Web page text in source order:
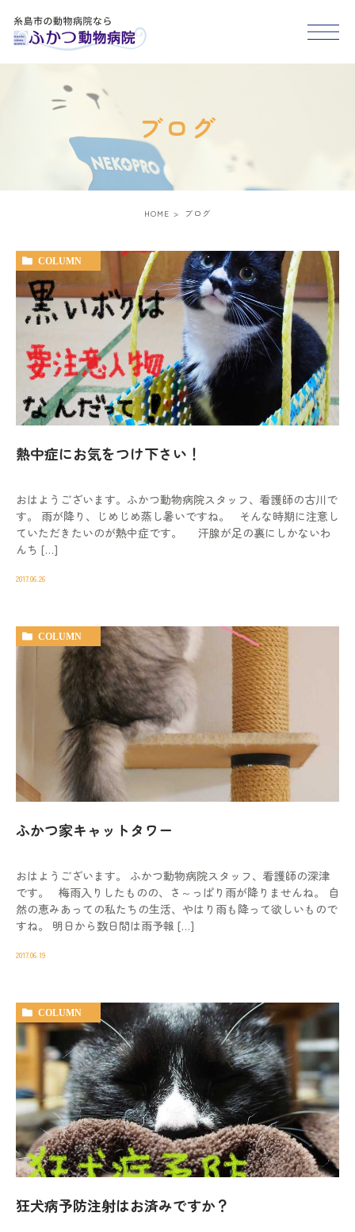
HOME
医院紹介
スタッフ紹介
アクセス
糸島市･福岡市西区で
動物病院をお探しの際は
お気軽にお問い合わせ
ください。
9:00-12:00/15:00-19:00｜木曜休診
092-321-2565
ブログ
HOME ブログ
COLUMN
熱中症にお気をつけ下さい！
おはようございます。ふかつ動物病院スタッフ、看護師の古川で
す。 雨が降り、じめじめ蒸し暑いですね。 そんな時期に注意し
ていただきたいのが熱中症です。 汗腺が足の裏にしかないわ
んち […]
2017.06.26
COLUMN
ふかつ家キャットタワー
おはようございます。 ふかつ動物病院スタッフ、看護師の深津
です。 梅雨入りしたものの、さ～っぱり雨が降りませんね。 自
然の恵みあっての私たちの生活、やはり雨も降って欲しいもので
すね。 明日から数日間は雨予報 […]
2017.06.19
COLUMN
狂犬病予防注射はお済みですか？